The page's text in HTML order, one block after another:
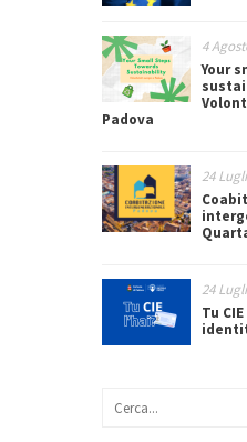
4
Your
Padova
24
24
Tu